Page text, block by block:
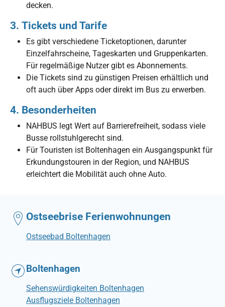
decken.
3. Tickets und Tarife
Es gibt verschiedene Ticketoptionen, darunter
Einzelfahrscheine, Tageskarten und Gruppenkarten.
Für regelmäßige Nutzer gibt es Abonnements.
Die Tickets sind zu günstigen Preisen erhältlich und
oft auch über Apps oder direkt im Bus zu erwerben.
4. Besonderheiten
NAHBUS legt Wert auf Barrierefreiheit, sodass viele
Busse rollstuhlgerecht sind.
Für Touristen ist Boltenhagen ein Ausgangspunkt für
Erkundungstouren in der Region, und NAHBUS
erleichtert die Mobilität auch ohne Auto.
Ostseebrise Ferienwohnungen
Ostseebad Boltenhagen
Boltenhagen
Sehenswürdigkeiten Boltenhagen
Ausflugsziele Boltenhagen